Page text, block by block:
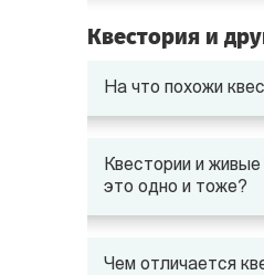
Квестория и
На что похожи
Квестории и
это одно и тоже?
Чем отличается